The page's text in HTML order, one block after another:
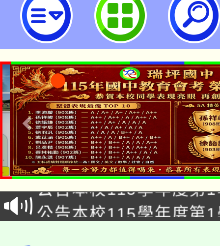
故事館群之空間》活動文宣-桃園
公告本校115學年度第
代理(課)教師甄選結果(
「2026金融保險知識
車」活動
桃園市115學年度學生
生本土語及新住民語歌
公告本校115學年度第
代理(課)教師甄選結果(
公告本校115學年度第